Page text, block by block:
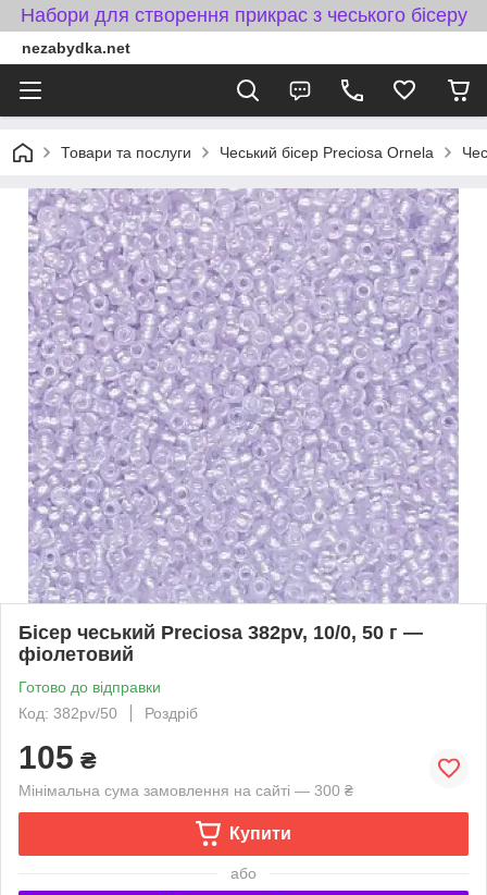
Набори для створення прикрас з чеського бісеру
nezabydka.net
Товари та послуги Чеський бісер Preciosa Ornela
Бісер чеський Preciosa 382pv, 10/0, 50 г —
фіолетовий
Готово до відправки
Код: 382pv/50
Роздріб
105 ₴
Мінімальна сума замовлення на сайті — 300 ₴
Купити
або